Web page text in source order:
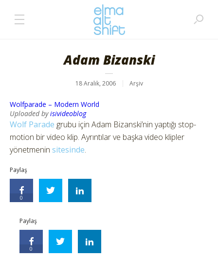
Adam Bizanski
18 Aralık, 2006 Arşiv
Wolfparade – Modern World
Uploaded byisivideoblog
Wolf Parade grubu için Adam Bizanski’nin yaptığı stop-
motion bir video klip. Ayrıntılar ve başka video klipler
yönetmenin sitesinde.
Paylaş
0
Paylaş
0